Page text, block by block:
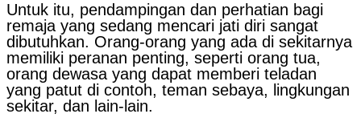
Untuk itu, pendampingan dan perhatian bagi
remaja yang sedang mencari jati diri sangat
dibutuhkan. Orang-orang yang ada di sekitarnya
memiliki peranan penting, seperti orang tua,
orang dewasa yang dapat memberi teladan
yang patut di contoh, teman sebaya, lingkungan
sekitar, dan lain-lain.